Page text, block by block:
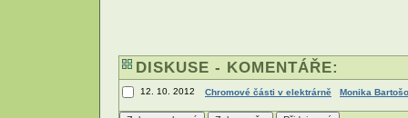
DISKUSE - KOMENTÁŘE:
12. 10. 2012 Chromové části v elektrárně Monika